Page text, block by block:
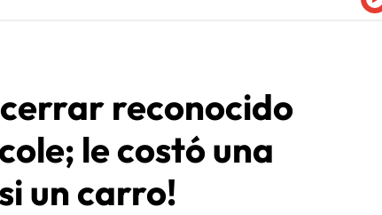
reconocido
le costó una
un carro!